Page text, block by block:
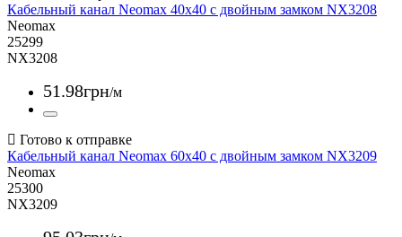
Кабельный канал Neomax 40x40 с двойным замком NX3208
Neomax
25299
NX3208
51.98грн/м
Кабельный канал Neomax 60x40 с двойным замком NX3209
Neomax
25300
NX3209